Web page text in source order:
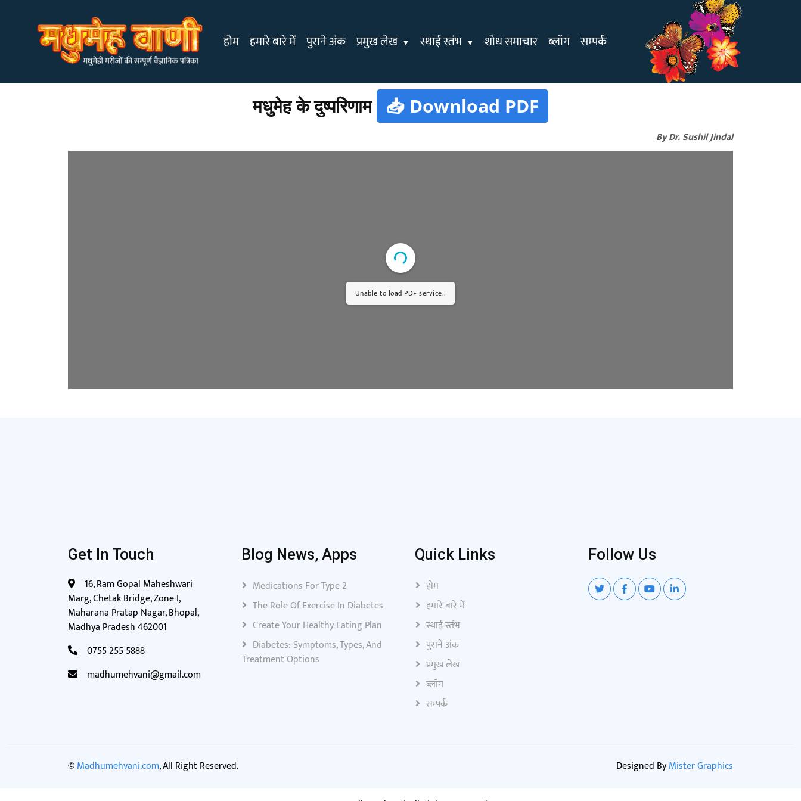
होम हमारे बारे में पुराने अंक प्रमुख लेख स्थाई स्तंभ शोध समाचार ब्लॉग सम्पर्क
मधुमेह के दुष्परिणाम 📥 Download PDF
By Dr. Sushil Jindal
Unable to load PDF service..
Get In Touch
16, Ram Gopal Maheshwari
Marg, Chetak Bridge, Zone-I,
Maharana Pratap Nagar, Bhopal,
Madhya Pradesh 462001
0755 255 5888
madhumehvani@gmail.com
Blog News, Apps
Medications For Type 2
The Role Of Exercise In Diabetes
Create Your Healthy-Eating Plan
Diabetes: Symptoms, Types, And
Treatment Options
Quick Links
होम
हमारे बारे में
स्थाई स्तंभ
पुराने अंक
प्रमुख लेख
ब्लॉग
सम्पर्क
Follow Us
©Madhumehvani.com, All Right Reserved. Designed ByMister Graphics